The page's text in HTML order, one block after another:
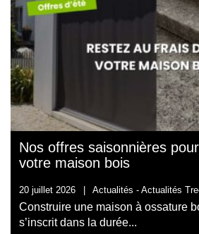
Nos offres saisonnières
votre maison bois
20 juillet 2026 | Actualités - Actualités
Construire une maison à ossature
s’inscrit dans la durée...